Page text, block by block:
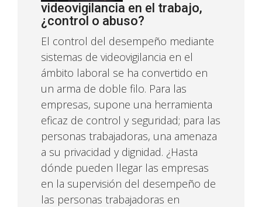
videovigilancia en el trabajo,
¿control o abuso?
El control del desempeño mediante
sistemas de videovigilancia en el
ámbito laboral se ha convertido en
un arma de doble filo. Para las
empresas, supone una herramienta
eficaz de control y seguridad; para las
personas trabajadoras, una amenaza
a su privacidad y dignidad. ¿Hasta
dónde pueden llegar las empresas
en la supervisión del desempeño de
las personas trabajadoras en